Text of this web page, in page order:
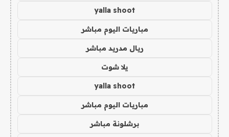
yalla shoot
مباريات اليوم مباشر
ريال مدريد مباشر
يلا شوت
yalla shoot
مباريات اليوم مباشر
برشلونة مباشر